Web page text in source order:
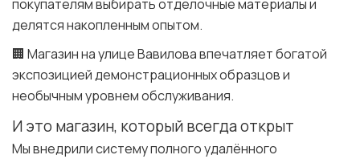
покупателям выбирать отделочные материалы и
делятся накопленным опытом.
🏢 Магазин на улице Вавилова впечатляет богатой
экспозицией демонстрационных образцов и
необычным уровнем обслуживания.
И это магазин, который всегда открыт
Мы внедрили систему полного удалённого